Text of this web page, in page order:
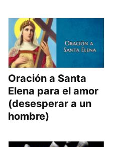
Oración a Santa
Elena para el amor
(desesperar a un
hombre)